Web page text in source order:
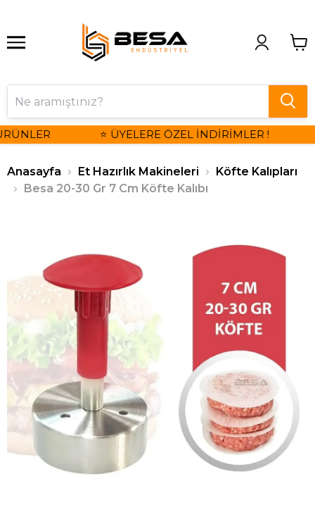
⭐ ÜYELERE ÖZEL İNDİRİMLER !
Anasayfa Et Hazırlık Makineleri
Köfte Kalıpları
Besa 20-30 Gr 7 Cm Köfte Kalıbı